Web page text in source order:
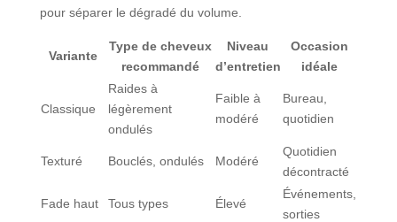
pour séparer le dégradé du volume.
Variante
Type de cheveux
recommandé
Niveau
d’entretien
Occasion
idéale
Classique
Raides à
légèrement
ondulés
Faible à
modéré
Bureau,
quotidien
Texturé Bouclés, ondulés Modéré
Quotidien
décontracté
Fade haut Tous types Élevé
Événements,
sorties